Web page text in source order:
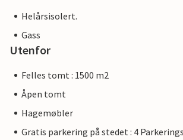
Helårsisolert.
Gass
Utenfor
Felles tomt : 1500 m2
Åpen tomt
Hagemøbler
Gratis parkering på stedet : 4